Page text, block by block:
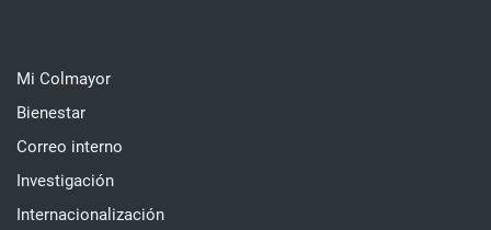
Mi Colmayor
Bienestar
Correo interno
Investigación
Internacionalización